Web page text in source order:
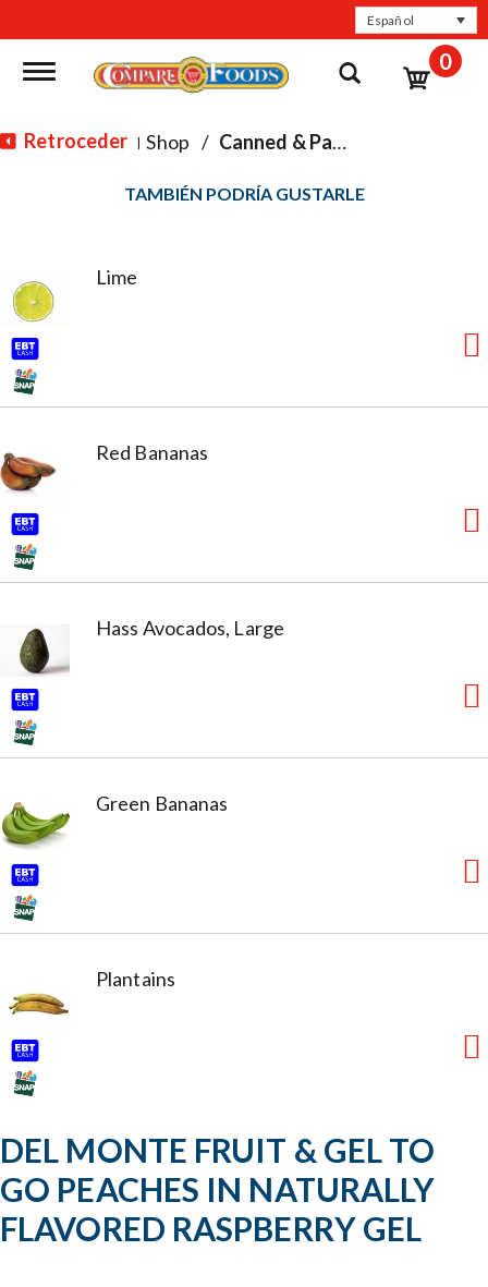
Español
Toggle navigation 0
Retroceder | Shop / Canned & Packaged Fruit
TAMBIÉN PODRÍA GUSTARLE
Lime
Red Bananas
Hass Avocados, Large
Green Bananas
Plantains
DEL MONTE FRUIT & GEL TO
GO PEACHES IN NATURALLY
FLAVORED RASPBERRY GEL